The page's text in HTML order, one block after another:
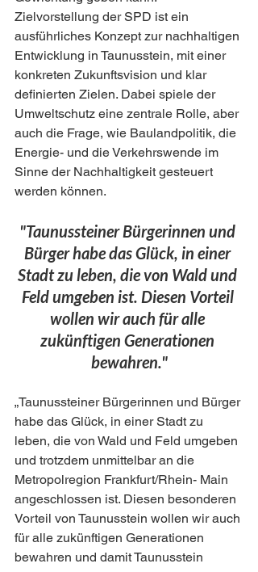
Zielvorstellung der SPD ist ein
ausführliches Konzept zur nachhaltigen
Entwicklung in Taunusstein, mit einer
konkreten Zukunftsvision und klar
definierten Zielen. Dabei spiele der
Umweltschutz eine zentrale Rolle, aber
auch die Frage, wie Baulandpolitik, die
Energie- und die Verkehrswende im
Sinne der Nachhaltigkeit gesteuert
werden können.
"Taunussteiner Bürgerinnen und
Bürger habe das Glück, in einer
Stadt zu leben, die von Wald und
Feld umgeben ist. Diesen Vorteil
wollen wir auch für alle
zukünftigen Generationen
bewahren."
„Taunussteiner Bürgerinnen und Bürger
habe das Glück, in einer Stadt zu
leben, die von Wald und Feld umgeben
und trotzdem unmittelbar an die
Metropolregion Frankfurt/Rhein- Main
angeschlossen ist. Diesen besonderen
Vorteil von Taunusstein wollen wir auch
für alle zukünftigen Generationen
bewahren und damit Taunusstein